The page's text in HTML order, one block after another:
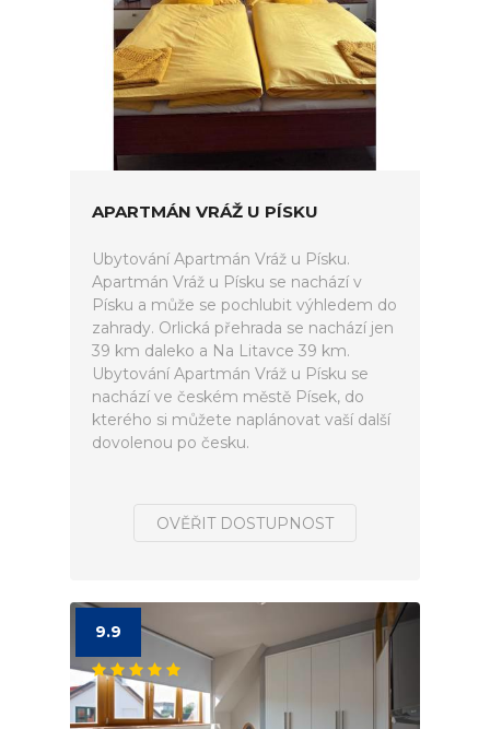
APARTMÁN VRÁŽ U PÍSKU
Ubytování Apartmán Vráž u Písku.
Apartmán Vráž u Písku se nachází v
Písku a může se pochlubit výhledem do
zahrady. Orlická přehrada se nachází jen
39 km daleko a Na Litavce 39 km.
Ubytování Apartmán Vráž u Písku se
nachází ve českém městě Písek, do
kterého si můžete naplánovat vaší další
dovolenou po česku.
OVĚŘIT DOSTUPNOST
9.9